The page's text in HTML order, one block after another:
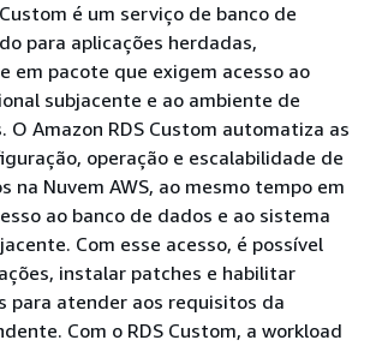
é um serviço de banco de
para aplicações herdadas,
em pacote que exigem acesso ao
subjacente e ao ambiente de
O Amazon RDS Custom automatiza as
operação e escalabilidade de
na Nuvem AWS, ao mesmo tempo em
ao banco de dados e ao sistema
Com esse acesso, é possível
instalar patches e habilitar
para atender aos requisitos da
Com o RDS Custom, a workload